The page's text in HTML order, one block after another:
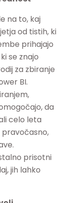
na to, kaj
od tistih, ki
prihajajo
se znajo
za zbiranje
BI.
da
celo leta
pravočasno,
prisotni
jih lahko